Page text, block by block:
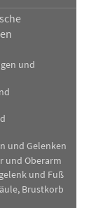
und
und Gelenken
und Oberarm
und Fuß
Brustkorb